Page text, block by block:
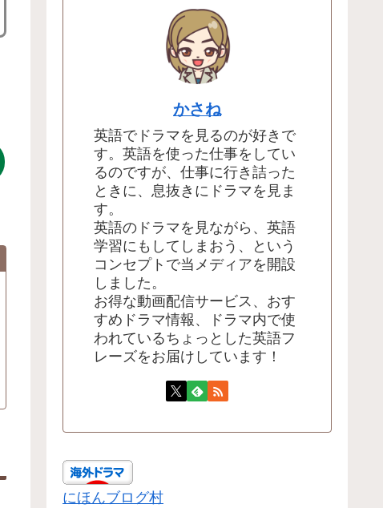
かさね
英語でドラマを見るのが好きで
す。英語を使った仕事をしてい
るのですが、仕事に行き詰った
ときに、息抜きにドラマを見ま
す。
英語のドラマを見ながら、英語
学習にもしてしまおう、という
コンセプトで当メディアを開設
しました。
お得な動画配信サービス、おす
すめドラマ情報、ドラマ内で使
われているちょっとした英語フ
レーズをお届けしています！
にほんブログ村